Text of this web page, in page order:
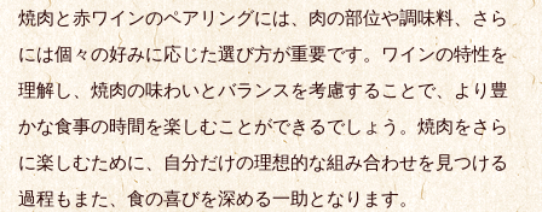
焼肉と赤ワインのペアリングには、肉の部位や調味料、さら
には個々の好みに応じた選び方が重要です。ワインの特性を
理解し、焼肉の味わいとバランスを考慮することで、より豊
かな食事の時間を楽しむことができるでしょう。焼肉をさら
に楽しむために、自分だけの理想的な組み合わせを見つける
過程もまた、食の喜びを深める一助となります。